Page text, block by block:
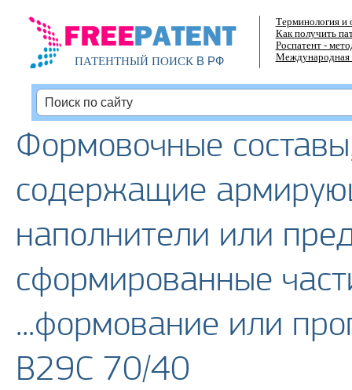
ПАТЕНТНЫЙ ПОИСКВ РФ
Терминология и
Как получить
Роспатент -
Международная
Формовочные
содержащие
наполнители или
сформированные
...формование или
B29C 70/40